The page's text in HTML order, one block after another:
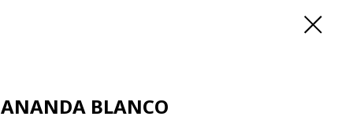
ANANDA BLANCO